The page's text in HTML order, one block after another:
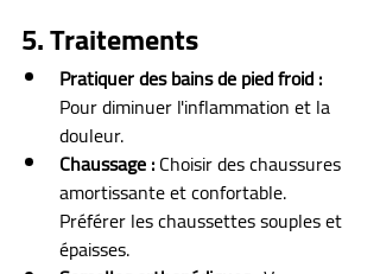
5. Traitements
Pratiquer des bains de pied froid :
Pour diminuer l'inflammation et la
douleur.
Chaussage : Choisir des chaussures
amortissante et confortable.
Préférer les chaussettes souples et
épaisses.